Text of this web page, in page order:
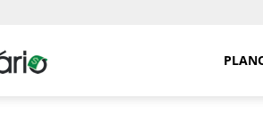
Portal